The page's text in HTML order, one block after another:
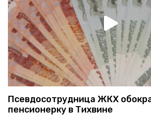
Псевдосотрудница ЖКХ
пенсионерку в Тихвине